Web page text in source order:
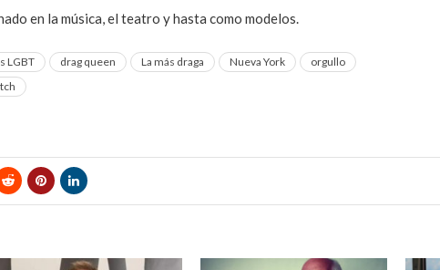
en la música, el teatro y hasta como modelos.
LGBT drag queen La más draga Nueva York
orgullo